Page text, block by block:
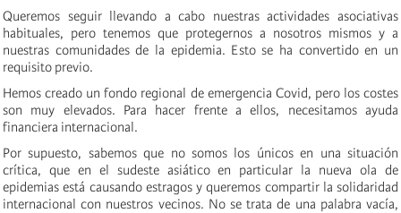
Queremos seguir llevando a cabo nuestras actividades asociativas
habituales, pero tenemos que protegernos a nosotros mismos y a
nuestras comunidades de la epidemia. Esto se ha convertido en un
requisito previo.
Hemos creado un fondo regional de emergencia Covid, pero los costes
son muy elevados. Para hacer frente a ellos, necesitamos ayuda
financiera internacional.
Por supuesto, sabemos que no somos los únicos en una situación
crítica, que en el sudeste asiático en particular la nueva ola de
epidemias está causando estragos y queremos compartir la solidaridad
internacional con nuestros vecinos. No se trata de una palabra vacía,